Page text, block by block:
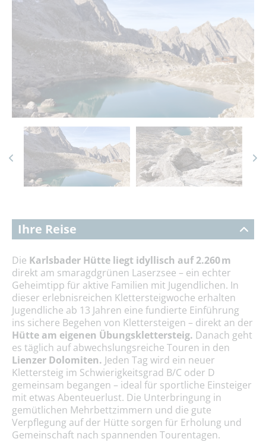
Ihre Reise
Die Karlsbader Hütte liegt idyllisch auf 2.260 m
direkt am smaragdgrünen Laserzsee – ein echter
Geheimtipp für aktive Familien mit Jugendlichen. In
dieser erlebnisreichen Klettersteigwoche erhalten
Jugendliche ab 13 Jahren eine fundierte Einführung
ins sichere Begehen von Klettersteigen – direkt an der
Hütte am eigenen Übungsklettersteig. Danach geht
es täglich auf abwechslungsreiche Touren in den
Lienzer Dolomiten. Jeden Tag wird ein neuer
Klettersteig im Schwierigkeitsgrad B/C oder D
gemeinsam begangen – ideal für sportliche Einsteiger
mit etwas Abenteuerlust. Die Unterbringung in
gemütlichen Mehrbettzimmern und die gute
Verpflegung auf der Hütte sorgen für Erholung und
Gemeinschaft nach spannenden Tourentagen.